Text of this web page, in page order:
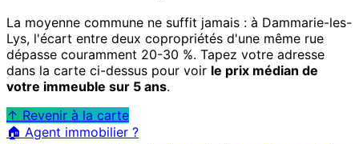
La moyenne commune ne suffit jamais : à Dammarie-les-
Lys, l'écart entre deux copropriétés d'une même rue
dépasse couramment 20-30 %. Tapez votre adresse
dans la carte ci-dessus pour voir le prix médian de
votre immeuble sur 5 ans.
↑ Revenir à la carte
🏠 Agent immobilier ?